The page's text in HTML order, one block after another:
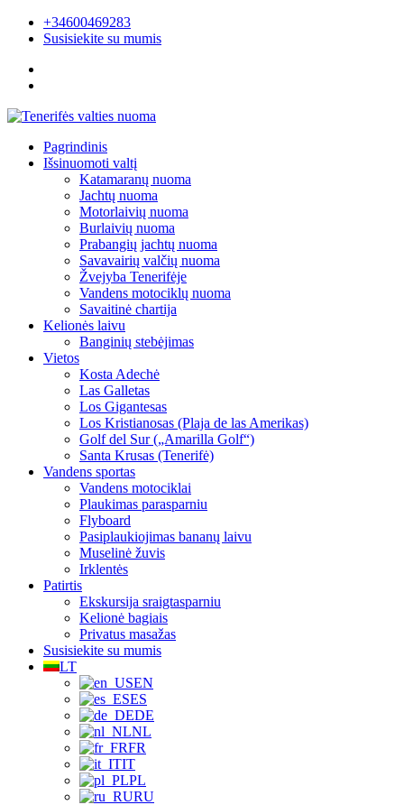
+34600469283
Susisiekite su mumis
Pagrindinis
Išsinuomoti valtį
Katamaranų nuoma
Jachtų nuoma
Motorlaivių nuoma
Burlaivių nuoma
Prabangių jachtų nuoma
Savavairių valčių nuoma
Žvejyba Tenerifėje
Vandens motociklų nuoma
Savaitinė chartija
Kelionės laivu
Banginių stebėjimas
Vietos
Kosta Adechė
Las Galletas
Los Gigantesas
Los Kristianosas (Plaja de las Amerikas)
Golf del Sur („Amarilla Golf“)
Santa Krusas (Tenerifė)
Vandens sportas
Vandens motociklai
Plaukimas parasparniu
Flyboard
Pasiplaukiojimas bananų laivu
Muselinė žuvis
Irklentės
Patirtis
Ekskursija sraigtasparniu
Kelionė bagiais
Privatus masažas
Susisiekite su mumis
LT
EN
ES
DE
NL
FR
IT
PL
RU